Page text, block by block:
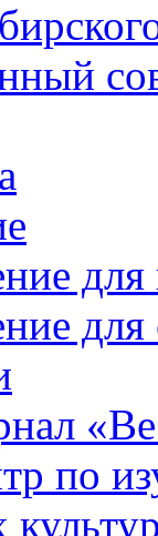
для
для
по